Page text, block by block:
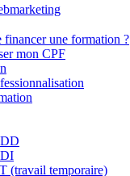
financer une formation ?
mon CPF
(travail temporaire)